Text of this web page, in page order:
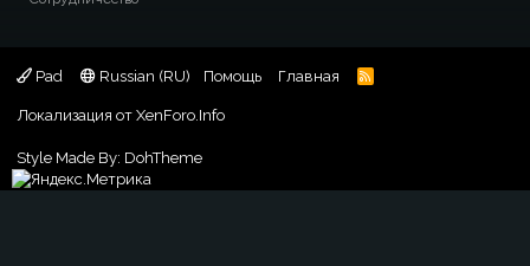
Pad Russian (RU) Помощь Главная
R
Локализация от XenForo.Info
Style Made By: DohTheme